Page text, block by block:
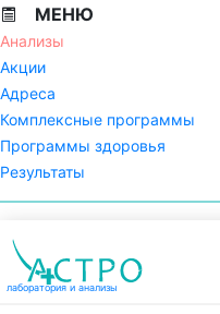
МЕНЮ
Анализы
Акции
Адреса
Комплексные программы
Программы здоровья
Результаты
лаборатория и анализы